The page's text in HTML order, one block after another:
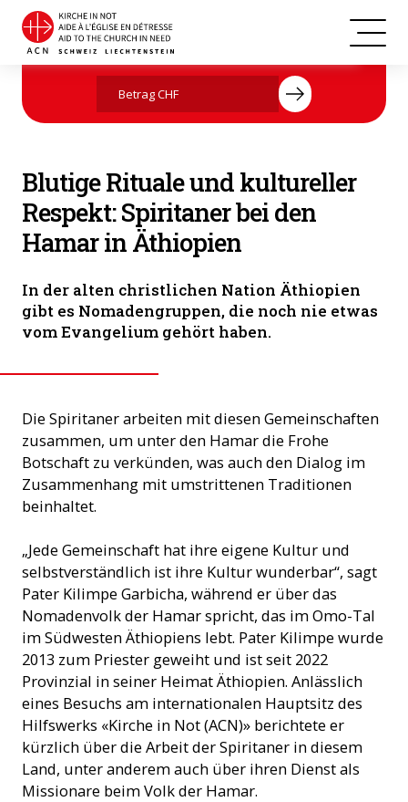
Pater Kilimpe Garbicha auf Besuch bei einer lokalen Hamar
Gemeinschaft (© ACN)
Jetzt mit Ihrer Spende helfen
Blutige Rituale und kultureller
Respekt: Spiritaner bei den
Hamar in Äthiopien
In der alten christlichen Nation Äthiopien
gibt es Nomadengruppen, die noch nie etwas
vom Evangelium gehört haben.
Die Spiritaner arbeiten mit diesen Gemeinschaften
zusammen, um unter den Hamar die Frohe
Botschaft zu verkünden, was auch den Dialog im
Zusammenhang mit umstrittenen Traditionen
beinhaltet.
„Jede Gemeinschaft hat ihre eigene Kultur und
selbstverständlich ist ihre Kultur wunderbar“, sagt
Pater Kilimpe Garbicha, während er über das
Nomadenvolk der Hamar spricht, das im Omo-Tal
im Südwesten Äthiopiens lebt. Pater Kilimpe wurde
2013 zum Priester geweiht und ist seit 2022
Provinzial in seiner Heimat Äthiopien. Anlässlich
eines Besuchs am internationalen Hauptsitz des
Hilfswerks «Kirche in Not (ACN)» berichtete er
kürzlich über die Arbeit der Spiritaner in diesem
Land, unter anderem auch über ihren Dienst als
Missionare beim Volk der Hamar.